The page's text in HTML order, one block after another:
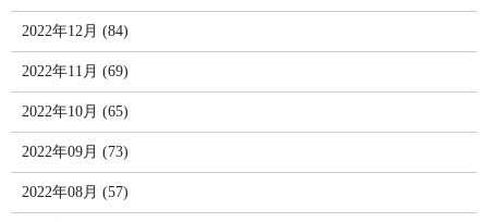
2022年12月 (84)
2022年11月 (69)
2022年10月 (65)
2022年09月 (73)
2022年08月 (57)